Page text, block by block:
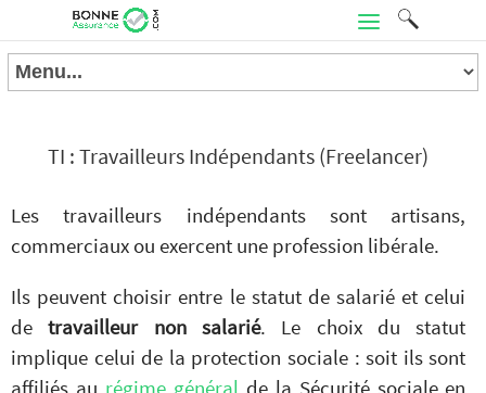
TI : Travailleurs Indépendants (Freelancer)
Les travailleurs indépendants sont artisans,
commerciaux ou exercent une profession libérale.
Ils peuvent choisir entre le statut de salarié et celui
detravailleur non salarié. Le choix du statut
implique celui de la protection sociale : soit ils sont
affiliés au régime général de la Sécurité sociale en